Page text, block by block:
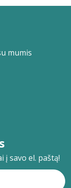
mumis
į savo el. paštą!